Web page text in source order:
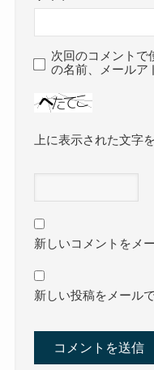
次回のコメントで
の名前、メールア
上に表示された文字
新しいコメントをメ
新しい投稿をメール